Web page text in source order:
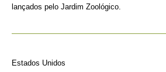
lançados pelo Jardim Zoológico.
Estados Unidos